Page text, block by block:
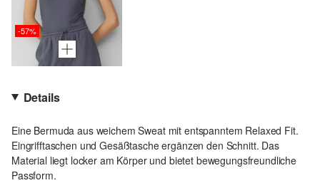
-57%
Details
Eine Bermuda aus weichem Sweat mit entspanntem Relaxed Fit.
Eingrifftaschen und Gesäßtasche ergänzen den Schnitt. Das
Material liegt locker am Körper und bietet bewegungsfreundliche
Passform.